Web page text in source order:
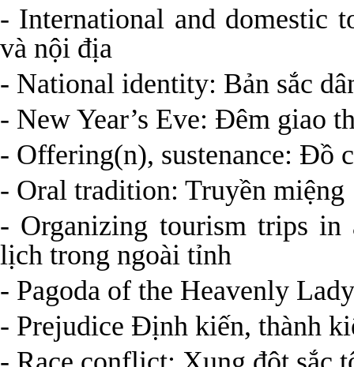
- International and domestic
và nội địa
- National identity: Bản sắc
- New Year’s Eve: Đêm giao
- Offering(n), sustenance: Đồ
- Oral tradition: Truyền miệng
- Organizing tourism trips
lịch trong ngoài tỉnh
- Pagoda of the Heavenly
- Prejudice Định kiến, thành